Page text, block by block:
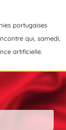
portugaises
qui, samedi,
artificielle.